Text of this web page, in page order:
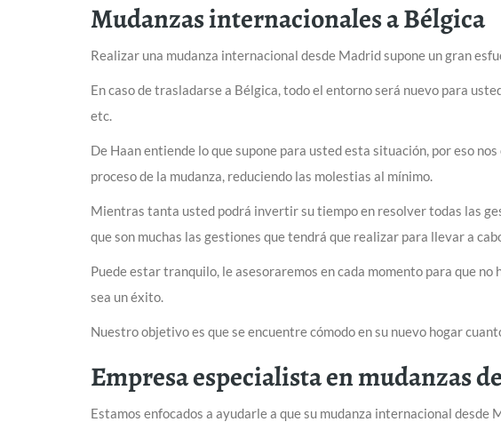
Mudanzas internacionales a Bélgica
Realizar una mudanza internacional desde Madrid supone un gran
En caso de trasladarse a Bélgica, todo el entorno será nuevo para
etc.
De Haan entiende lo que supone para usted esta situación, por eso
proceso de la mudanza, reduciendo las molestias al mínimo.
Mientras tanta usted podrá invertir su tiempo en resolver todas las
que son muchas las gestiones que tendrá que realizar para llevar a
Puede estar tranquilo, le asesoraremos en cada momento para que no
sea un éxito.
Nuestro objetivo es que se encuentre cómodo en su nuevo hogar
Empresa especialista en mudanzas
Estamos enfocados a ayudarle a que su mudanza internacional